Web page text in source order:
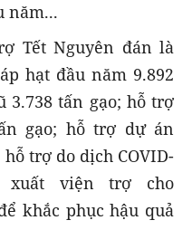
năm...
Tết Nguyên đán là
hạt đầu năm 9.892
3.738 tấn gạo; hỗ trợ
gạo; hỗ trợ dự án
trợ do dịch COVID-
xuất viện trợ cho
khắc phục hậu quả